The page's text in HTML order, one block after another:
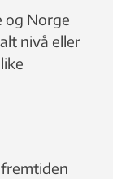
og Norge
nivå eller